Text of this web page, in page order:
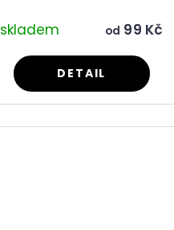
skladem od 99 Kč
DETAIL